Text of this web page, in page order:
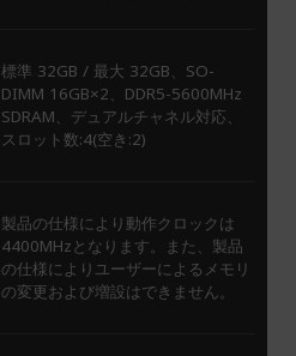
標準 32GB / 最大 32GB、SO-
DIMM 16GB×2、DDR5-5600MHz
SDRAM、デュアルチャネル対応、
スロット数:4(空き:2)
製品の仕様により動作クロックは
4400MHzとなります。また、製品
の仕様によりユーザーによるメモリ
の変更および増設はできません。